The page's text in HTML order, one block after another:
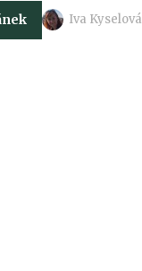
Iva Kyselová